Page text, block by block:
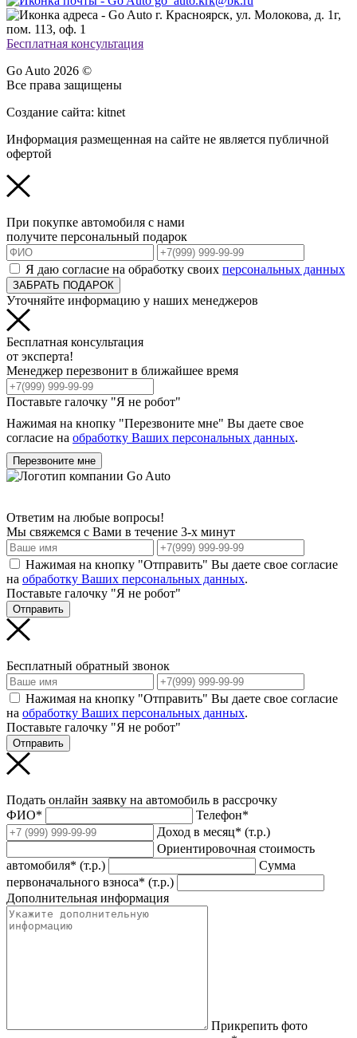
г. Красноярск, ул. Молокова, д. 1г,
пом. 113, оф. 1
Бесплатная консультация
Go Auto 2026 ©
Все права защищены
Создание сайта: kitnet
Информация размещенная на сайте не является публичной
офертой
При покупке автомобиля с нами
получите персональный подарок
Я даю согласие на обработку своих персональных данных
ЗАБРАТЬ ПОДАРОК
Уточняйте информацию у наших менеджеров
Бесплатная консультация
от эксперта!
Менеджер перезвонит в ближайшее время
Поставьте галочку "Я не робот"
Нажимая на кнопку "Перезвоните мне" Вы даете свое
согласие на обработку Ваших персональных данных.
Перезвоните мне
Ответим на любые вопросы!
Мы свяжемся с Вами в течение 3-х минут
Нажимая на кнопку "Отправить" Вы даете свое согласие
на обработку Ваших персональных данных.
Поставьте галочку "Я не робот"
Отправить
Бесплатный обратный звонок
Нажимая на кнопку "Отправить" Вы даете свое согласие
на обработку Ваших персональных данных.
Поставьте галочку "Я не робот"
Отправить
Подать онлайн заявку на автомобиль в рассрочку
ФИО*
Телефон*
Доход в месяц* (т.р.)
Ориентировочная стоимость
автомобиля* (т.р.)
Сумма
первоначального взноса* (т.р.)
Дополнительная информация
Прикрепить фото